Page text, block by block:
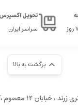
تحویل اکسپرس
سراسر ایران
برگشت به بالا
تهران ،مهرآباد ،